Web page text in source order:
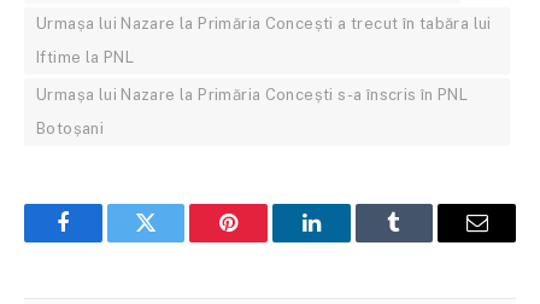
Urmașa lui Nazare la Primăria Concești a trecut în tabăra lui
Iftime la PNL
Urmașa lui Nazare la Primăria Concești s-a înscris în PNL
Botoșani
FacebookTwitter Pinterest LinkedInTumblr Email